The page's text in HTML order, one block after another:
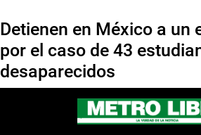
Detienen en México a un
por el caso de 43
desaparecidos